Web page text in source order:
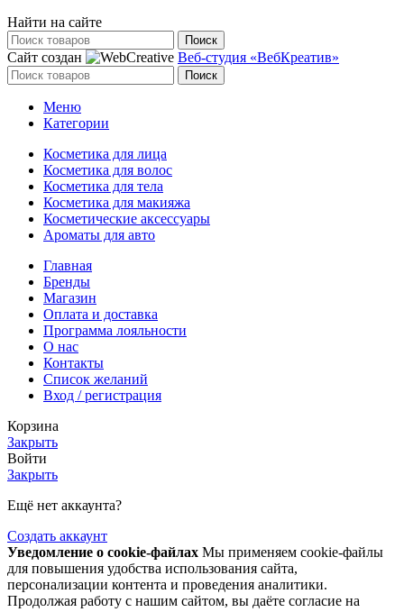
Найти на сайте
Поиск
Сайт создан Веб-студия «ВебКреатив»
Поиск
Меню
Категории
Косметика для лица
Косметика для волос
Косметика для тела
Косметика для макияжа
Косметические аксессуары
Ароматы для авто
Главная
Бренды
Магазин
Оплата и доставка
Программа лояльности
О нас
Контакты
Список желаний
Вход / регистрация
Корзина
Закрыть
Войти
Закрыть
Ещё нет аккаунта?
Создать аккаунт
Уведомление о cookie-файлах Мы применяем cookie-файлы
для повышения удобства использования сайта,
персонализации контента и проведения аналитики.
Продолжая работу с нашим сайтом, вы даёте согласие на